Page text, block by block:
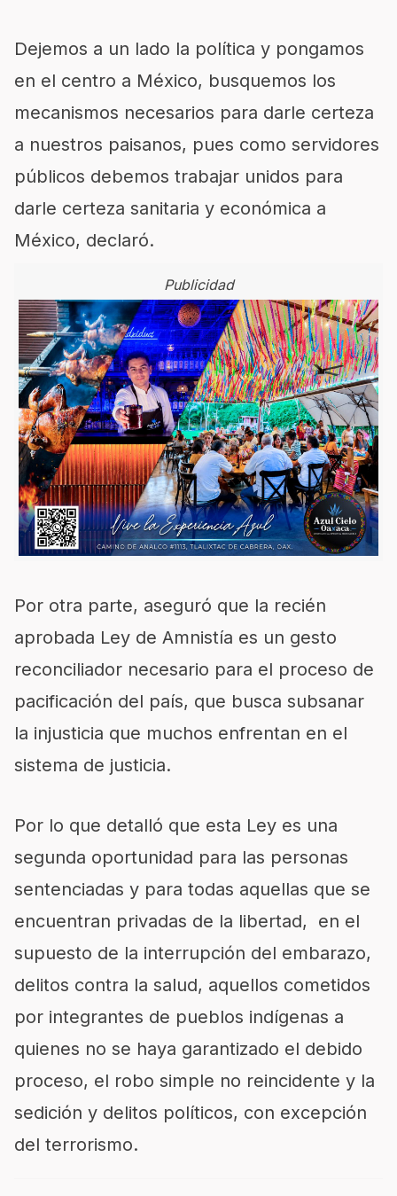
Dejemos a un lado la política y pongamos
en el centro a México, busquemos los
mecanismos necesarios para darle certeza
a nuestros paisanos, pues como servidores
públicos debemos trabajar unidos para
darle certeza sanitaria y económica a
México, declaró.
Publicidad
Por otra parte, aseguró que la recién
aprobada Ley de Amnistía es un gesto
reconciliador necesario para el proceso de
pacificación del país, que busca subsanar
la injusticia que muchos enfrentan en el
sistema de justicia.
Por lo que detalló que esta Ley es una
segunda oportunidad para las personas
sentenciadas y para todas aquellas que se
encuentran privadas de la libertad, en el
supuesto de la interrupción del embarazo,
delitos contra la salud, aquellos cometidos
por integrantes de pueblos indígenas a
quienes no se haya garantizado el debido
proceso, el robo simple no reincidente y la
sedición y delitos políticos, con excepción
del terrorismo.